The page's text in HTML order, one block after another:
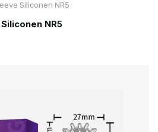
Siliconen NR5
NR5